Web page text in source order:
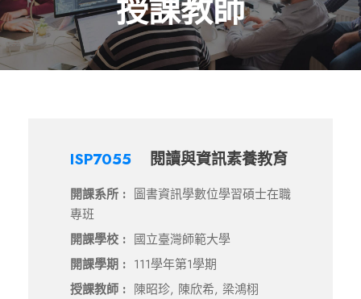
授課教師
ISP7055 閱讀與資訊素養教育
開課系所 : 圖書資訊學數位學習碩士在職
專班
開課學校 : 國立臺灣師範大學
開課學期 : 111學年第1學期
授課教師 : 陳昭珍, 陳欣希, 梁鴻栩